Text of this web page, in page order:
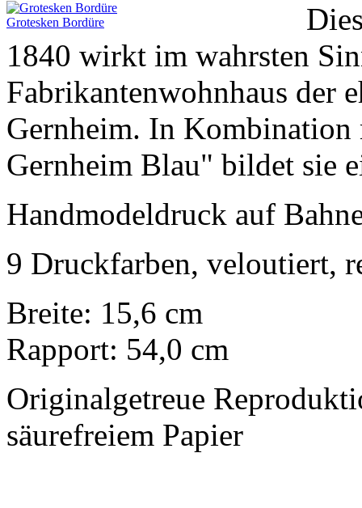
Grotesken Bordüre
1840 wirkt im wahrsten
Fabrikantenwohnhaus der
Gernheim. In Kombination
Gernheim Blau" bildet sie
Handmodeldruck auf
9 Druckfarben, veloutiert,
Breite: 15,6 cm
Rapport: 54,0 cm
Originalgetreue
säurefreiem Papier